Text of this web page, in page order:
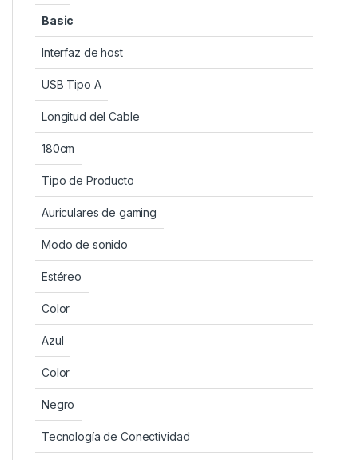
Basic
Interfaz de host
USB Tipo A
Longitud del Cable
180cm
Tipo de Producto
Auriculares de gaming
Modo de sonido
Estéreo
Color
Azul
Color
Negro
Tecnología de Conectividad